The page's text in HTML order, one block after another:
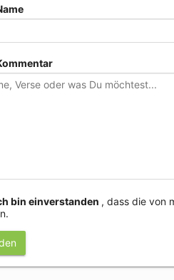
bin einverstanden , dass die von